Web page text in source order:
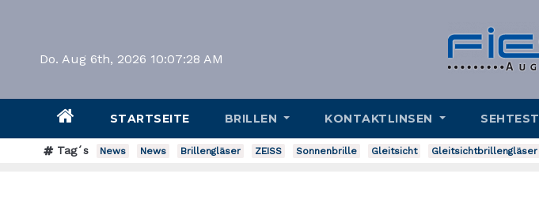
Do. Aug 6th, 2026 10:07:29 AM
STARTSEITE BRILLEN KONTAKTLINSEN SEHTEST
Tag´s News News Brillengläser ZEISS Sonnenbrille Gleitsicht Gleitsichtbrillengläser